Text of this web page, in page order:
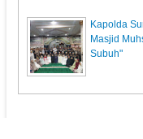
Kapolda
Masjid
Subuh"